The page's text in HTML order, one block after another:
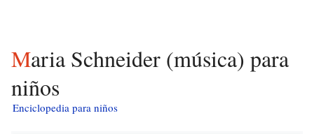
Maria Schneider (música) para
niños
Enciclopedia para niños